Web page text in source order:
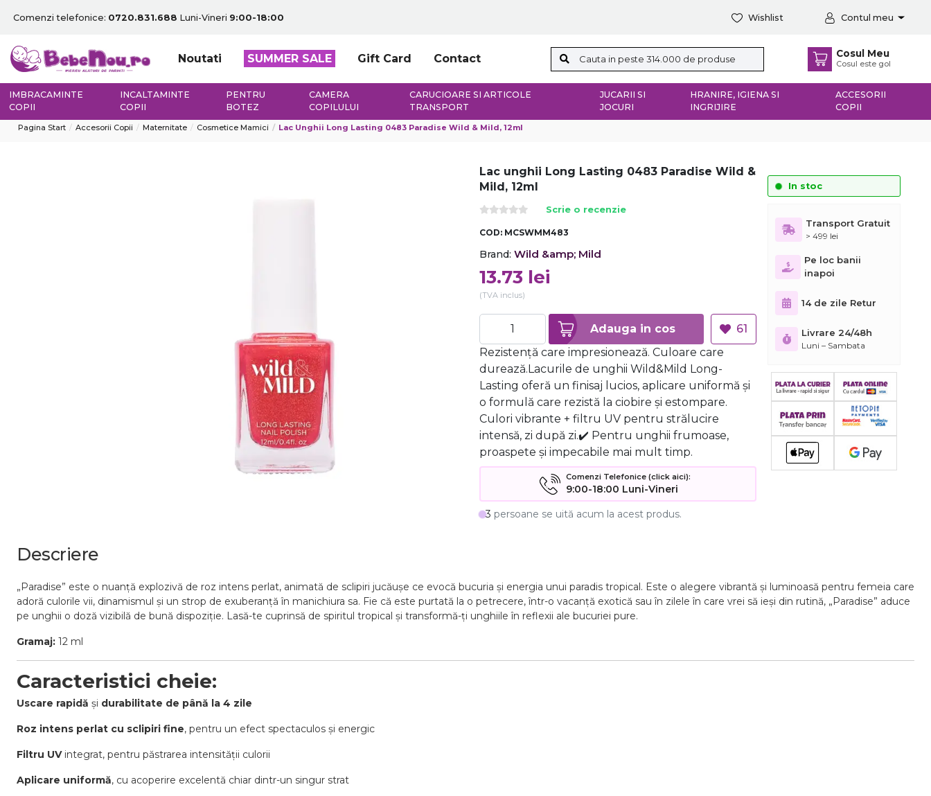
Comenzi telefonice: 0720.831.688 Luni-Vineri 9:00-18:00 Wishlist Contul meu
Noutati SUMMER SALE Gift Card Contact Cosul Meu
Cosul este gol
IMBRACAMINTE
COPII
INCALTAMINTE
COPII
PENTRU
BOTEZ
CAMERA
COPILULUI
CARUCIOARE SI ARTICOLE
TRANSPORT
JUCARII SI
JOCURI
HRANIRE, IGIENA SI
INGRIJIRE
ACCESORII
COPII
Pagina Start Accesorii Copii Maternitate Cosmetice Mamici Lac Unghii Long Lasting 0483 Paradise Wild & Mild, 12ml
Lac unghii Long Lasting 0483 Paradise Wild &
Mild, 12ml
Scrie o recenzie
COD: MCSWMM483
Brand: Wild &amp; Mild
13.73 lei
(TVA inclus)
Adauga in cos
61
Rezistență care impresionează. Culoare care
durează.Lacurile de unghii Wild&Mild Long-
Lasting oferă un finisaj lucios, aplicare uniformă și
o formulă care rezistă la ciobire și estompare.
Culori vibrante + filtru UV pentru strălucire
intensă, zi după zi.✔️ Pentru unghii frumoase,
proaspete și impecabile mai mult timp.
Comenzi Telefonice (click aici):
9:00-18:00 Luni-Vineri
3 persoane se uită acum la acest produs.
In stoc
Transport Gratuit
> 499 lei
Pe loc banii
inapoi
14 de zile Retur
Livrare 24/48h
Luni – Sambata
Descriere
„Paradise” este o nuanță explozivă de roz intens perlat, animată de sclipiri jucăușe ce evocă bucuria și energia unui paradis tropical. Este o alegere vibrantă și luminoasă pentru femeia care
adoră culorile vii, dinamismul și un strop de exuberanță în manichiura sa. Fie că este purtată la o petrecere, într-o vacanță exotică sau în zilele în care vrei să ieși din rutină, „Paradise” aduce
pe unghii o doză vizibilă de bună dispoziție. Lasă-te cuprinsă de spiritul tropical și transformă-ți unghiile în reflexii ale bucuriei pure.
Gramaj: 12 ml
Caracteristici cheie:
Uscare rapidă și durabilitate de până la 4 zile
Roz intens perlat cu sclipiri fine, pentru un efect spectaculos și energic
Filtru UVintegrat, pentru păstrarea intensității culorii
Aplicare uniformă, cu acoperire excelentă chiar dintr-un singur strat